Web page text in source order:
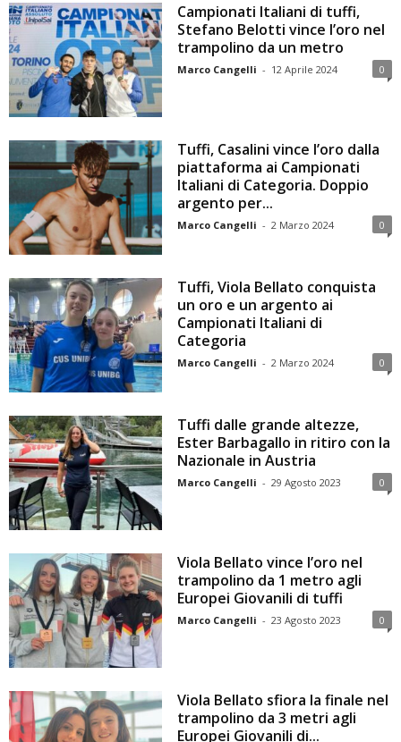
Campionati Italiani di tuffi,
Stefano Belotti vince l’oro nel
trampolino da un metro
Marco Cangelli - 12 Aprile 2024 0
Tuffi, Casalini vince l’oro dalla
piattaforma ai Campionati
Italiani di Categoria. Doppio
argento per...
Marco Cangelli - 2 Marzo 2024 0
Tuffi, Viola Bellato conquista
un oro e un argento ai
Campionati Italiani di
Categoria
Marco Cangelli - 2 Marzo 2024 0
Tuffi dalle grande altezze,
Ester Barbagallo in ritiro con la
Nazionale in Austria
Marco Cangelli - 29 Agosto 2023 0
Viola Bellato vince l’oro nel
trampolino da 1 metro agli
Europei Giovanili di tuffi
Marco Cangelli - 23 Agosto 2023 0
Viola Bellato sfiora la finale nel
trampolino da 3 metri agli
Europei Giovanili di...